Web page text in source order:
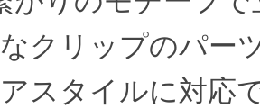
クリップのパー
スタイルに対応